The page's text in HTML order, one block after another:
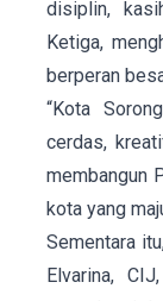
disiplin,
Ketiga,
berperan
“Kota
cerdas,
membangun
kota yang
Sementara
Elvarina,